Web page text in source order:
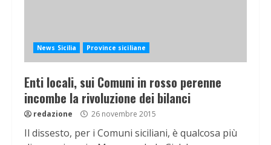
News Sicilia Province siciliane
Enti locali, sui Comuni in rosso perenne
incombe la rivoluzione dei bilanci
redazione 26 novembre 2015
Il dissesto, per i Comuni siciliani, è qualcosa più